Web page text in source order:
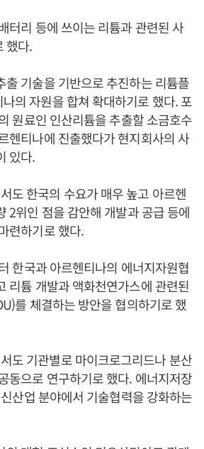
터리 등에 쓰이는 리튬과 관련된 사
했다.
출 기술을 기반으로 추진하는 리튬플
의 자원을 합쳐 확대하기로 했다. 포
원료인 인산리튬을 추출할 소금호수
헨티나에 진출했다가 현지회사의 사
있다.
도 한국의 수요가 매우 높고 아르헨
2위인 점을 감안해 개발과 공급 등에
련하기로 했다.
한국과 아르헨티나의 에너지자원협
리튬 개발과 액화천연가스에 관련된
를 체결하는 방안을 협의하기로 했
도 기관별로 마이크로그리드나 분산
동으로 연구하기로 했다. 에너지저장
산업 분야에서 기술협력을 강화하는